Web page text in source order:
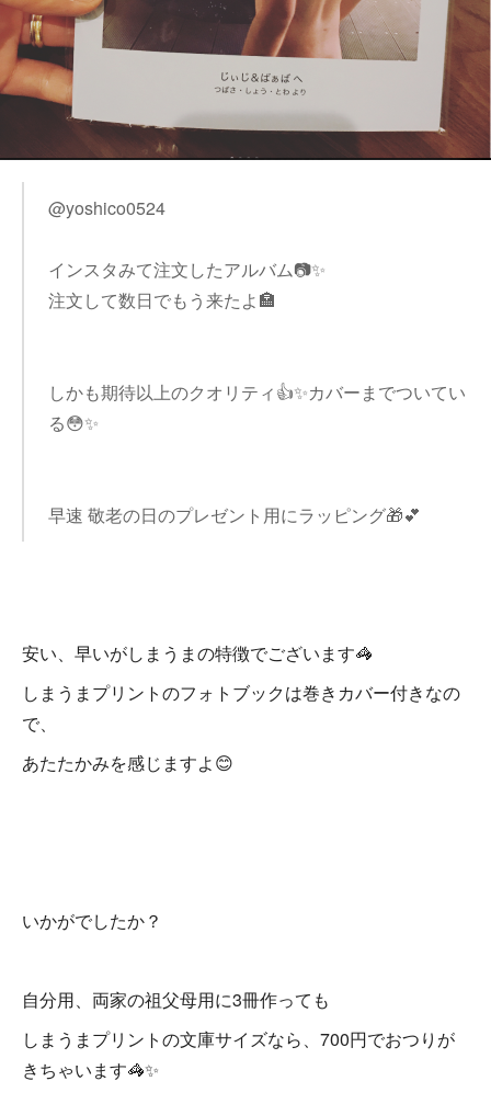
@yoshico0524
インスタみて注文したアルバム📷✨
注文して数日でもう来たよ🏣
しかも期待以上のクオリティ👍✨カバーまでついてい
る😳✨
早速 敬老の日のプレゼント用にラッピング🎁💕
安い、早いがしまうまの特徴でございます🦓
しまうまプリントのフォトブックは巻きカバー付きなの
で、
あたたかみを感じますよ😊
いかがでしたか？
自分用、両家の祖父母用に3冊作っても
しまうまプリントの文庫サイズなら、700円でおつりが
きちゃいます🦓✨